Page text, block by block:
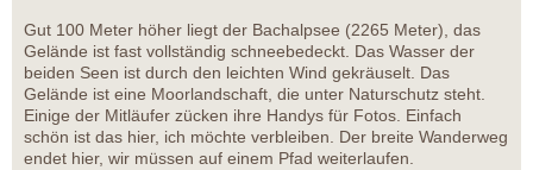
Gut 100 Meter höher liegt der Bachalpsee (2265 Meter), das
Gelände ist fast vollständig schneebedeckt. Das Wasser der
beiden Seen ist durch den leichten Wind gekräuselt. Das
Gelände ist eine Moorlandschaft, die unter Naturschutz steht.
Einige der Mitläufer zücken ihre Handys für Fotos. Einfach
schön ist das hier, ich möchte verbleiben. Der breite Wanderweg
endet hier, wir müssen auf einem Pfad weiterlaufen.